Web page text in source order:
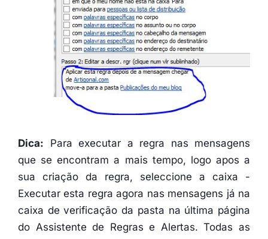
Dica: Para executar a regra nas mensagens
que se encontram a mais tempo, logo apos a
sua criação da regra, seleccione a caixa -
Executar esta regra agora nas mensagens já na
caixa de verificação da pasta na última página
do Assistente de Regras e Alertas. Todas as